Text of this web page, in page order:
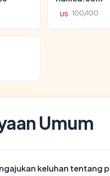
US 100/100
Umum
keluhan tentang